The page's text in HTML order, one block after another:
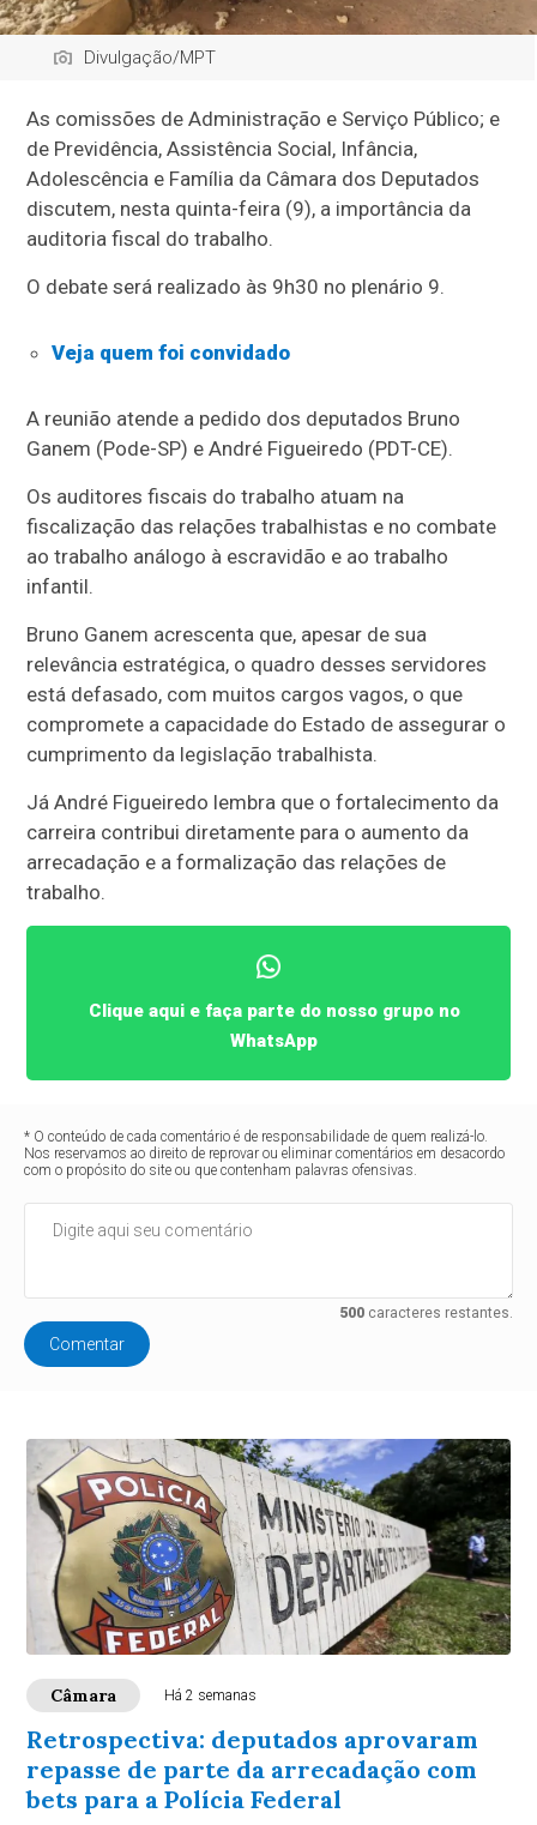
Divulgação/MPT
As comissões de Administração e Serviço Público; e
de Previdência, Assistência Social, Infância,
Adolescência e Família da Câmara dos Deputados
discutem, nesta quinta-feira (9), a importância da
auditoria fiscal do trabalho.
O debate será realizado às 9h30 no plenário 9.
Veja quem foi convidado
A reunião atende a pedido dos deputados Bruno
Ganem (Pode-SP) e André Figueiredo (PDT-CE).
Os auditores fiscais do trabalho atuam na
fiscalização das relações trabalhistas e no combate
ao trabalho análogo à escravidão e ao trabalho
infantil.
Bruno Ganem acrescenta que, apesar de sua
relevância estratégica, o quadro desses servidores
está defasado, com muitos cargos vagos, o que
compromete a capacidade do Estado de assegurar o
cumprimento da legislação trabalhista.
Já André Figueiredo lembra que o fortalecimento da
carreira contribui diretamente para o aumento da
arrecadação e a formalização das relações de
trabalho.
Clique aqui e faça parte do nosso grupo no
WhatsApp
* O conteúdo de cada comentário é de responsabilidade de quem realizá-lo.
Nos reservamos ao direito de reprovar ou eliminar comentários em desacordo
com o propósito do site ou que contenham palavras ofensivas.
500caracteres restantes.
Comentar
Câmara Há 2 semanas
Retrospectiva: deputados aprovaram
repasse de parte da arrecadação com
bets para a Polícia Federal